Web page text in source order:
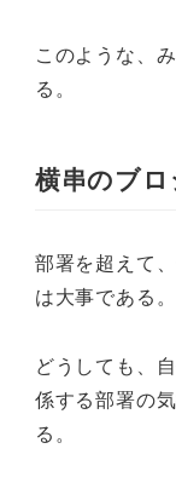
このような、
る。
横串のブロ
部署を超えて
は大事である。
どうしても、
係する部署の
る。